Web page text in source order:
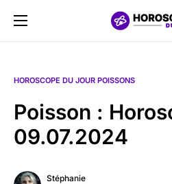
HOROSCOPE DU JOUR POISSONS
Poisson :
09.07.2024
Stéphanie